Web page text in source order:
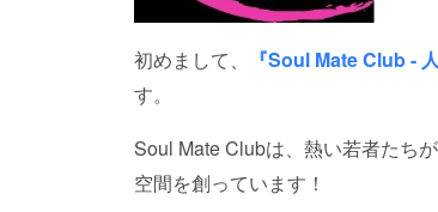
初めまして、 『Soul Mate Club -
す。
Soul Mate Clubは、熱い若者たち
空間を創っています！